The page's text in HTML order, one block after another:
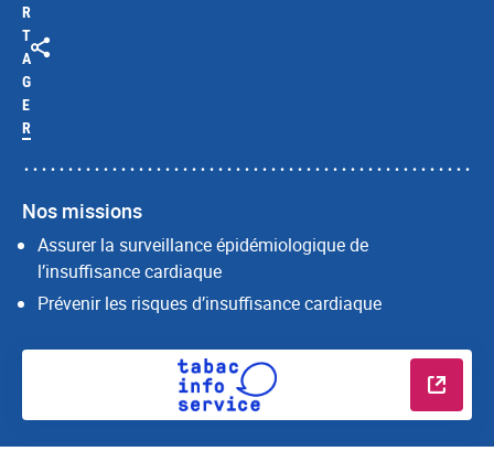
R
T
A
G
E
R
Nos missions
Assurer la surveillance épidémiologique de
l’insuffisance cardiaque
Prévenir les risques d’insuffisance cardiaque
En